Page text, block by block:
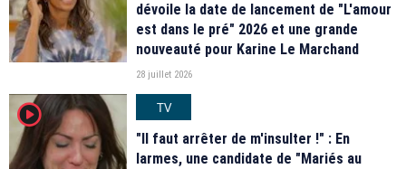
dévoile la date de lancement de "L'amour
est dans le pré" 2026 et une grande
nouveauté pour Karine Le Marchand
28 juillet 2026
player2
TV
"Il faut arrêter de m'insulter !" : En
larmes, une candidate de "Mariés au